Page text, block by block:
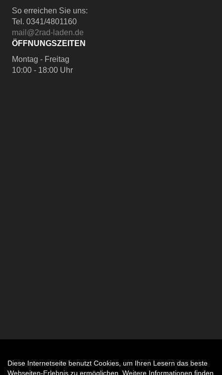
So erreichen Sie uns:
Tel. 0341/4801160
mail@2rad-laden.de
ÖFFNUNGSZEITEN
Montag - Freitag
10:00 - 18:00 Uhr
Diese Internetseite benutzt Cookies, um Ihren Lesern das beste
Webseiten-Erlebnis zu ermöglichen. Weitere Informationen finden
Auftrag widerrufen